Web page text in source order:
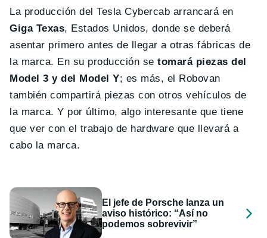
La producción del Tesla Cybercab arrancará en
Giga Texas, Estados Unidos, donde se deberá
asentar primero antes de llegar a otras fábricas de
la marca. En su producción setomará piezas del
Model 3 y del Model Y; es más, el Robovan
también compartirá piezas con otros vehículos de
la marca. Y por último, algo interesante que tiene
que ver con el trabajo de hardware que llevará a
cabo la marca.
El jefe de Porsche lanza un
aviso histórico: “Así no
podemos sobrevivir”